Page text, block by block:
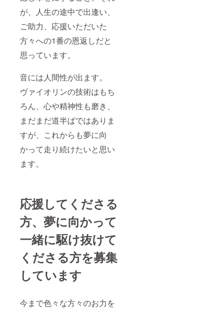
が、人生の途中で出逢い、
ご助力、応援いただいた
方々への1番の恩返しだと
思っています。
音には人間性が出ます。
ヴァイオリンの技術はもち
ろん、心や精神性も磨き、
まだまだ道半ばではありま
すが、これからも夢に向
かって走り続けたいと思い
ます。
応援してくださる
方、夢に向かって
一緒に駆け抜けて
くださる方を募集
しています
今まで色々な方々のお力を